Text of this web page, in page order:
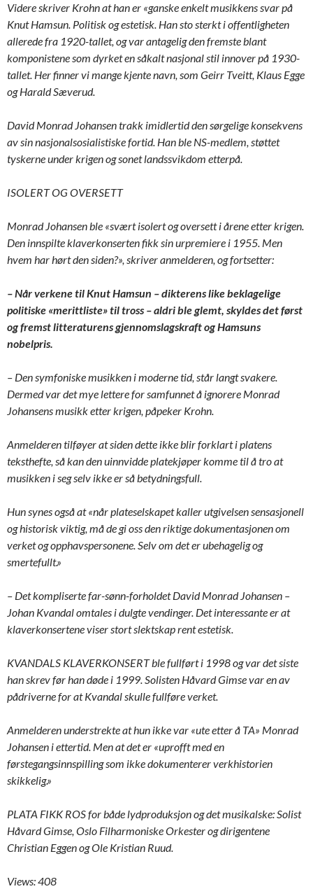
Videre skriver Krohn at han er «ganske enkelt musikkens svar på
Knut Hamsun. Politisk og estetisk. Han sto sterkt i offentligheten
allerede fra 1920-tallet, og var antagelig den fremste blant
komponistene som dyrket en såkalt nasjonal stil innover på 1930-
tallet. Her finner vi mange kjente navn, som Geirr Tveitt, Klaus Egge
og Harald Sæverud.
David Monrad Johansen trakk imidlertid den sørgelige konsekvens
av sin nasjonalsosialistiske fortid. Han ble NS-medlem, støttet
tyskerne under krigen og sonet landssvikdom etterpå.
ISOLERT OG OVERSETT
Monrad Johansen ble «svært isolert og oversett i årene etter krigen.
Den innspilte klaverkonserten fikk sin urpremiere i 1955. Men
hvem har hørt den siden?», skriver anmelderen, og fortsetter:
– Når verkene til Knut Hamsun – dikterens like beklagelige
politiske «merittliste» til tross – aldri ble glemt, skyldes det først
og fremst litteraturens gjennomslagskraft og Hamsuns
nobelpris.
– Den symfoniske musikken i moderne tid, står langt svakere.
Dermed var det mye lettere for samfunnet å ignorere Monrad
Johansens musikk etter krigen, påpeker Krohn.
Anmelderen tilføyer at siden dette ikke blir forklart i platens
teksthefte, så kan den uinnvidde platekjøper komme til å tro at
musikken i seg selv ikke er så betydningsfull.
Hun synes også at «når plateselskapet kaller utgivelsen sensasjonell
og historisk viktig, må de gi oss den riktige dokumentasjonen om
verket og opphavspersonene. Selv om det er ubehagelig og
smertefullt.»
– Det kompliserte far-sønn-forholdet David Monrad Johansen –
Johan Kvandal omtales i dulgte vendinger. Det interessante er at
klaverkonsertene viser stort slektskap rent estetisk.
KVANDALS KLAVERKONSERT ble fullført i 1998 og var det siste
han skrev før han døde i 1999. Solisten Håvard Gimse var en av
pådriverne for at Kvandal skulle fullføre verket.
Anmelderen understrekte at hun ikke var «ute etter å TA» Monrad
Johansen i ettertid. Men at det er «uprofft med en
førstegangsinnspilling som ikke dokumenterer verkhistorien
skikkelig.»
PLATA FIKK ROS for både lydproduksjon og det musikalske: Solist
Håvard Gimse, Oslo Filharmoniske Orkester og dirigentene
Christian Eggen og Ole Kristian Ruud.
Views: 408